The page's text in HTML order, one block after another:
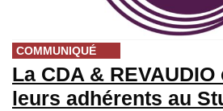
COMMUNIQUÉ
La CDA &
leurs adhérents au